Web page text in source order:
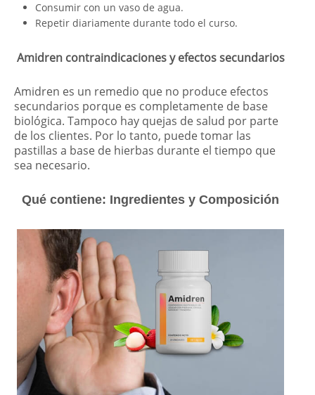
Consumir con un vaso de agua.
Repetir diariamente durante todo el curso.
Amidren contraindicaciones y efectos secundarios
Amidren es un remedio que no produce efectos
secundarios porque es completamente de base
biológica. Tampoco hay quejas de salud por parte
de los clientes. Por lo tanto, puede tomar las
pastillas a base de hierbas durante el tiempo que
sea necesario.
Qué contiene: Ingredientes y Composición